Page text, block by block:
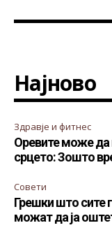
Најново
Здравје и фитнес
Оревите може да
срцето: Зошто
Совети
Грешки што сите
можат да ја